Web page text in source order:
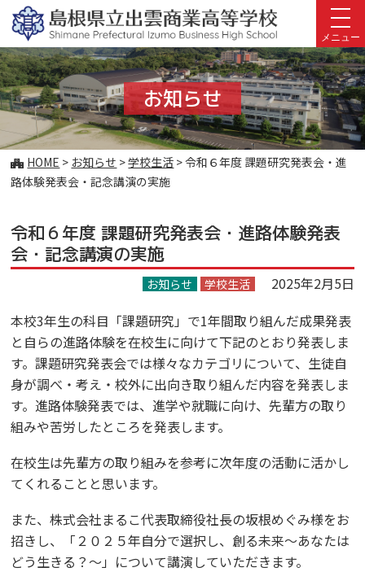
このページの本文へ
メニュー
お知らせ
こ
の
ジ
の
位
HOME > お知らせ >学校生活 >令和６年度 課題研究発表会・進
路体験発表会・記念講演の実施
令和６年度 課題研究発表会・進路体験発表
会・記念講演の実施
お知らせ 学校生活
2025年2月5日
本校3年生の科目「課題研究」で1年間取り組んだ成果発表
と自らの進路体験を在校生に向けて下記のとおり発表しま
す。課題研究発表会では様々なカテゴリについて、生徒自
身が調べ・考え・校外に出向き取り組んだ内容を発表しま
す。進路体験発表では、進学や就職に向け、先輩方の取り
組みや苦労したところを発表します。
在校生は先輩方の取り組みを参考に次年度の活動に活かし
てくれることと思います。
また、株式会社まるこ代表取締役社長の坂根めぐみ様をお
招きし、「２０２５年自分で選択し、創る未来～あなたは
どう生きる？～」について講演していただきます。